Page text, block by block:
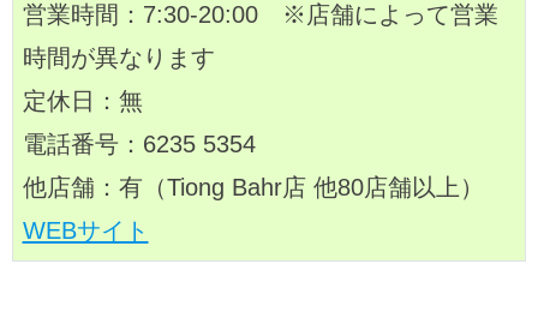
営業時間：7:30-20:00 ※店舗によって営業
時間が異なります
定休日：無
電話番号：6235 5354
他店舗：有（Tiong Bahr店 他80店舗以上）
WEBサイト